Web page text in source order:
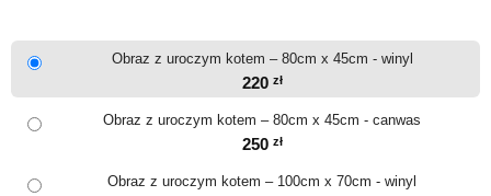
Obraz z uroczym kotem – 80cm x 45cm - winyl
220 zł
Obraz z uroczym kotem – 80cm x 45cm - canwas
250 zł
Obraz z uroczym kotem – 100cm x 70cm - winyl